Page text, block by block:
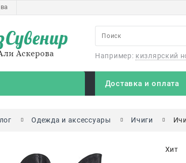
Например: кизлярский
Доставка и оплата
Одежда и аксессуары Ичиги
Хит